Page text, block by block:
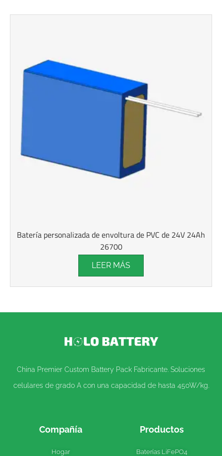
Batería personalizada de envoltura de PVC de 24V 24Ah
26700
LEER MÁS
China Premier Custom Battery Pack Fabricante. Soluciones
celulares de grado A con una capacidad de hasta 450W/kg.
Compañía
Hogar
Productos
Baterías LiFePO4